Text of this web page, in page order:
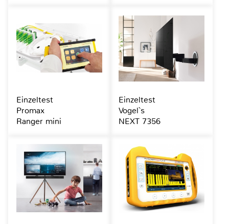
Einzeltest
Promax
Ranger mini
Einzeltest
Vogel`s
NEXT 7356